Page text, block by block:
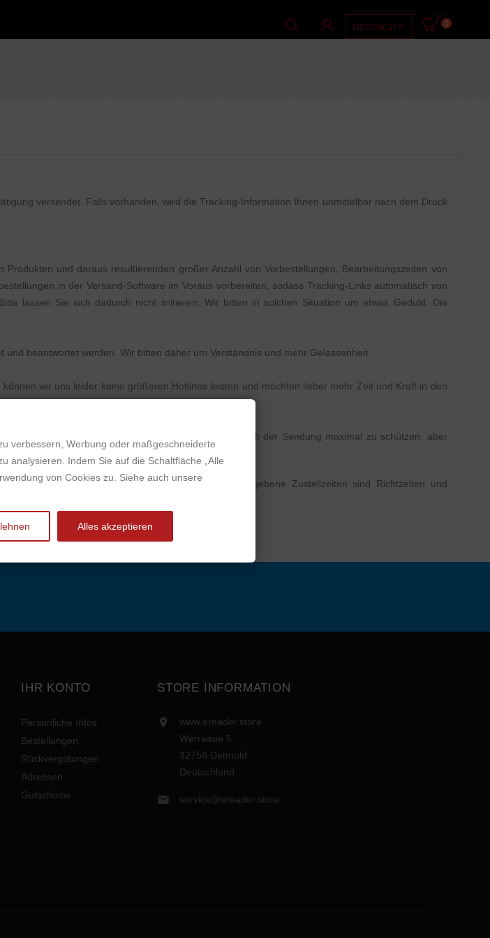
DEUTSCH 0
versendet. Falls vorhanden, wird die Tracking-Information Ihnen unmittelbar nach dem Druck
und daraus resultierenden großer Anzahl von Vorbestellungen, Bearbeitungszeiten von
in der Versand-Software im Voraus vorbereiten, sodass Tracking-Links automatisch von
lassen Sie sich dadurch nicht irritieren. Wir bitten in solchen Situation um etwas Geduld. Die
beantwortet werden. Wir bitten daher um Verständnis und mehr Gelassenheit.
wir uns leider keine größeren Hotlines leisten und möchten lieber mehr Zeit und Kraft in den
verwenden wir optimierte Verpackung, um den Inhalt der Sendung maximal zu schützen, aber
(als Standard oder Express Saver Paket). Angegebene Zustellzeiten sind Richtzeiten und
IHR KONTO
Persönliche Infos
Bestellungen
Rückvergütungen
Adressen
Gutscheine
STORE INFORMATION

www.ereader.store
Werreaue 5
32758 Detmold
Deutschland
 service@ereader.store
verbessern, Werbung oder maßgeschneiderte
analysieren. Indem Sie auf die Schaltfläche „Alle
von Cookies zu. Siehe auch unsere
Alles akzeptieren